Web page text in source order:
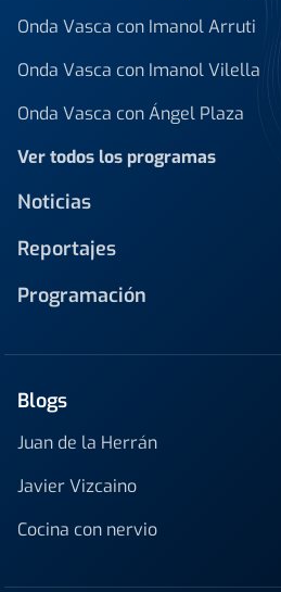
Onda Vasca con Imanol Arruti
Onda Vasca con Imanol Vilella
Onda Vasca con Ángel Plaza
Ver todos los programas
Noticias
Reportajes
Programación
Blogs
Juan de la Herrán
Javier Vizcaino
Cocina con nervio